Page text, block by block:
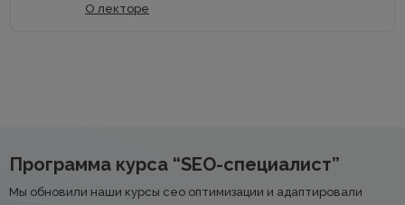
О лекторе
Программа курса “SEO-специалист”
Мы обновили наши курсы сео оптимизации и адаптировали